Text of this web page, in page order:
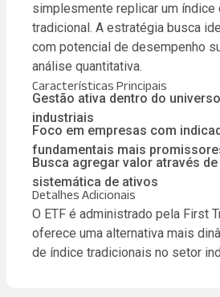
simplesmente replicar um índice
tradicional. A estratégia busca
com potencial de desempenho
análise quantitativa.
Características Principais
Gestão ativa dentro do
industriais
Foco em empresas com
fundamentais mais
Busca agregar valor através
sistemática de ativos
Detalhes Adicionais
O ETF é administrado pela First
oferece uma alternativa mais
de índice tradicionais no setor